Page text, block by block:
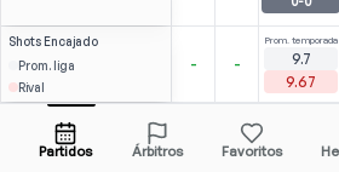
Shots Encajado
Prom. liga
Rival
- -
Prom. temporada
9.7
9.67
M. Hrimat Abrir menú 1.13
90' RCDM 90'
Partidos Árbitros Favoritos